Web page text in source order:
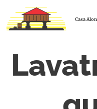
Casa